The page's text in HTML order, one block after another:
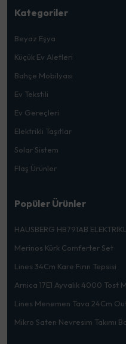
Kategoriler
Beyaz Eşya
Küçük Ev Aletleri
Bahçe Mobilyası
Ev Tekstili
Ev Gereçleri
Elektrikli Taşıtlar
Solar Sistem
Flaş Ürünler
Popüler Ürünler
HAUSBERG HB791AB
Merinos Kürk Comferter Set
Lines 34Cm Kare Fırın Tepsisi
Arnica 17E1 Ayvalık 4000 Tost
Lines Menemen Tava 24Cm
Mikro Saten Nevresim Takımı